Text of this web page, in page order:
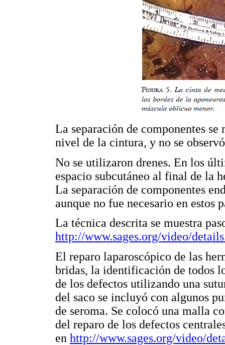
La separación de componentes
nivel de la cintura, y no se
No se utilizaron drenes. En los
espacio subcutáneo al final de la
La separación de componentes
aunque no fue necesario en estos
La técnica descrita se muestra
http://www.sages.org/video/
El reparo laparoscópico de las
bridas, la identificación de todos
de los defectos utilizando una
del saco se incluyó con algunos
de seroma. Se colocó una malla
del reparo de los defectos
en http://www.sages.org/video/